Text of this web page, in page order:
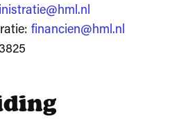
financien@hml.nl